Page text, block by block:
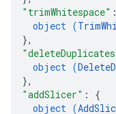
"trimWhitespace" :
object (
},
object (
},
"addSlicer" : {
object (